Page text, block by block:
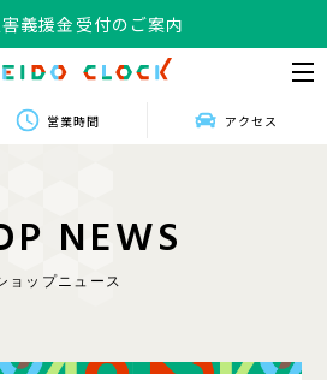
義援金受付のご案内
営業時間 アクセス
P NEWS
ョップニュース